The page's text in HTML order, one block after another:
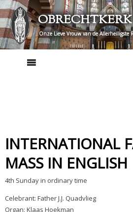
Skip
to
content
OBRECHTKERK
Onze Lieve Vrouw van de Allerheiligste
INTERNATIONAL
MASS IN ENGLISH
4th Sunday in ordinary time
Celebrant: Father J.J. Quadvlieg
Organ: Klaas Hoekman